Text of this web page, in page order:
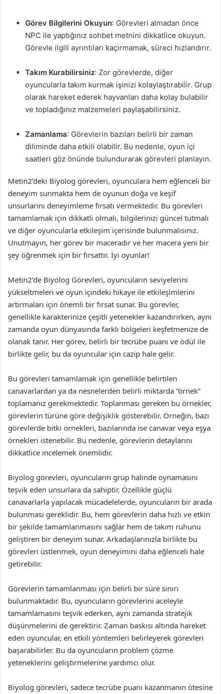
Görev Bilgilerini Okuyun: Görevleri almadan önce
NPC ile yaptığınız sohbet metnini dikkatlice okuyun.
Görevle ilgili ayrıntıları kaçırmamak, süreci hızlandırır.
Takım Kurabilirsiniz: Zor görevlerde, diğer
oyuncularla takım kurmak işinizi kolaylaştırabilir. Grup
olarak hareket ederek hayvanları daha kolay bulabilir
ve topladığınız malzemeleri paylaşabilirsiniz.
Zamanlama: Görevlerin bazıları belirli bir zaman
diliminde daha etkili olabilir. Bu nedenle, oyun içi
saatleri göz önünde bulundurarak görevleri planlayın.
Metin2’deki Biyolog görevleri, oyunculara hem eğlenceli bir
deneyim sunmakta hem de oyunun doğa ve keşif
unsurlarını deneyimleme fırsatı vermektedir. Bu görevleri
tamamlamak için dikkatli olmalı, bilgilerinizi güncel tutmalı
ve diğer oyuncularla etkileşim içerisinde bulunmalısınız.
Unutmayın, her görev bir maceradır ve her macera yeni bir
şey öğrenmek için bir fırsattır. İyi oyunlar!
Metin2’de Biyolog Görevleri, oyuncuların seviyelerini
yükseltmeleri ve oyun içindeki hikaye ile etkileşimlerini
artırmaları için önemli bir fırsat sunar. Bu görevler,
genellikle karakterinize çeşitli yetenekler kazandırırken, aynı
zamanda oyun dünyasında farklı bölgeleri keşfetmenize de
olanak tanır. Her görev, belirli bir tecrübe puanı ve ödül ile
birlikte gelir, bu da oyuncular için cazip hale gelir.
Bu görevleri tamamlamak için genellikle belirtilen
canavarlardan ya da nesnelerden belirli miktarda “örnek”
toplamanız gerekmektedir. Toplanması gereken bu örnekler,
görevlerin türüne göre değişiklik gösterebilir. Örneğin, bazı
görevlerde bitki örnekleri, bazılarında ise canavar veya eşya
örnekleri istenebilir. Bu nedenle, görevlerin detaylarını
dikkatlice incelemek önemlidir.
Biyolog görevleri, oyuncuların grup halinde oynamasını
teşvik eden unsurlara da sahiptir. Özellikle güçlü
canavarlarla yapılacak mücadelelerde, oyuncuların bir arada
bulunması gereklidir. Bu, hem görevlerin daha hızlı ve etkin
bir şekilde tamamlanmasını sağlar hem de takım ruhunu
geliştiren bir deneyim sunar. Arkadaşlarınızla birlikte bu
görevleri üstlenmek, oyun deneyimini daha eğlenceli hale
getirebilir.
Görevlerin tamamlanması için belirli bir süre sınırı
bulunmaktadır. Bu, oyuncuların görevlerini aceleyle
tamamlamasını teşvik ederken, aynı zamanda stratejik
düşünmelerini de gerektirir. Zaman baskısı altında hareket
eden oyuncular, en etkili yöntemleri belirleyerek görevleri
başarabilirler. Bu da oyuncuların problem çözme
yeteneklerini geliştirmelerine yardımcı olur.
Biyolog görevleri, sadece tecrübe puanı kazanmanın ötesine